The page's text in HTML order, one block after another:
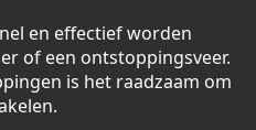
en effectief worden
of een ontstoppingsveer.
is het raadzaam om